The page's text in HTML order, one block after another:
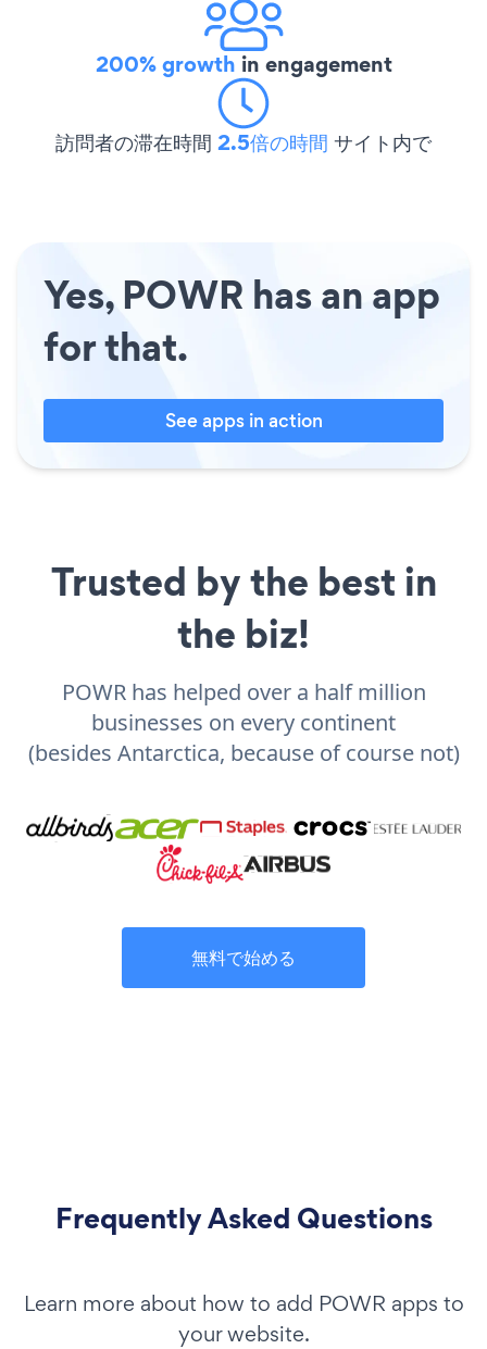
200% growth in engagement
訪問者の滞在時間 2.5倍の時間 サイト内で
Yes, POWR has an app
for that.
See apps in action
Trusted by the best in
the biz!
POWR has helped over a half million
businesses on every continent
(besides Antarctica, because of course not)
無料で始める
Frequently Asked Questions
Learn more about how to add POWR apps to
your website.